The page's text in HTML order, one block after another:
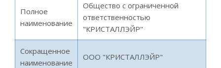
Полное
наименование
Общество с ограниченной
ответственностью
"КРИСТАЛЛЭЙР"
Сокращенное
наименование
ООО "КРИСТАЛЛЭЙР"